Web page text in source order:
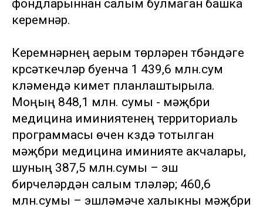
фондларыннан салым булмаган башка
керемнәр.
Керемнәрнең аерым төрләрен түбәндәге
күрсәткечләр буенча 1 439,6 млн.сум
күләмендә киметү планлаштырыла.
Моңың 848,1 млн. сумы - мәҗбүри
медицина иминиятенең территориаль
программасы өчен күздә тотылган
мәҗбүри медицина иминияте акчалары,
шуның 387,5 млн.сумы – эш
бирүчеләрдән салым түләүләр; 460,6
млн.сумы – эшләмәүче халыкны мәҗбүри